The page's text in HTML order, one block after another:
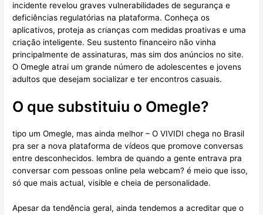
incidente revelou graves vulnerabilidades de segurança e
deficiências regulatórias na plataforma. Conheça os
aplicativos, proteja as crianças com medidas proativas e uma
criação inteligente. Seu sustento financeiro não vinha
principalmente de assinaturas, mas sim dos anúncios no site.
O Omegle atrai um grande número de adolescentes e jovens
adultos que desejam socializar e ter encontros casuais.
O que substituiu o Omegle?
tipo um Omegle, mas ainda melhor – O VIVIDI chega no Brasil
pra ser a nova plataforma de vídeos que promove conversas
entre desconhecidos. lembra de quando a gente entrava pra
conversar com pessoas online pela webcam? é meio que isso,
só que mais actual, visible e cheia de personalidade.
Apesar da tendência geral, ainda tendemos a acreditar que o